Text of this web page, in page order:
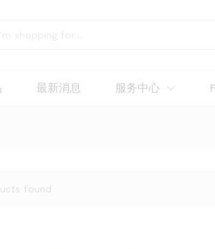
最新消息 服务中心
found